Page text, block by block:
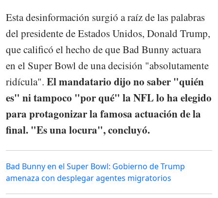
Esta desinformación surgió a raíz de las palabras
del presidente de Estados Unidos, Donald Trump,
que calificó el hecho de que Bad Bunny actuara
en el Super Bowl de una decisión "absolutamente
ridícula". El mandatario dijo no saber "quién
es" ni tampoco "por qué" la NFL lo ha elegido
para protagonizar la famosa actuación de la
final. "Es una locura", concluyó.
Bad Bunny en el Super Bowl: Gobierno de Trump
amenaza con desplegar agentes migratorios